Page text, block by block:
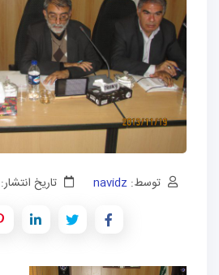
توسط: navidz تاریخ انتشار: ۱۰ آذر